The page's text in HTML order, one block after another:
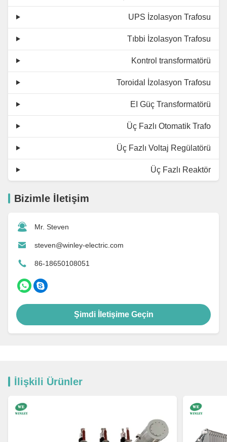
UPS İzolasyon Trafosu
Tıbbi İzolasyon Trafosu
Kontrol transformatörü
Toroidal İzolasyon Trafosu
EI Güç Transformatörü
Üç Fazlı Otomatik Trafo
Üç Fazlı Voltaj Regülatörü
Üç Fazlı Reaktör
Bizimle İletişim
Mr. Steven
steven@winley-electric.com
86-18650108051
Şimdi İletişime Geçin
İlişkili Ürünler